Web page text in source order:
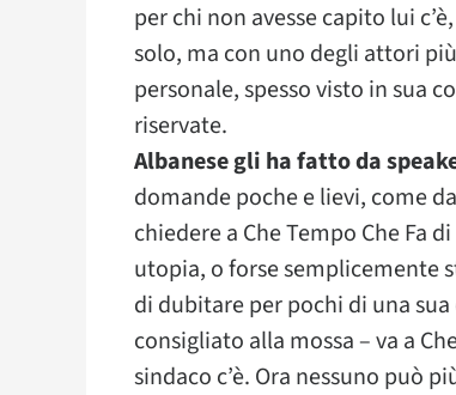
per chi non avesse capito lui
solo, ma con uno degli attori
personale, spesso visto in sua
riservate.
Albanese gli ha fatto da
domande poche e lievi, come
chiedere a Che Tempo Che Fa
utopia, o forse semplicemente
di dubitare per pochi di una
consigliato alla mossa – va a
sindaco c’è. Ora nessuno può